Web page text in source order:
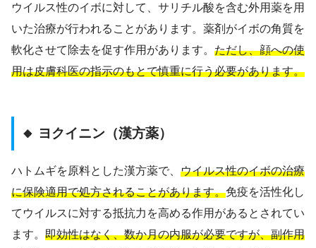
ウイルス性のイボに対して、サリチル酸を含む外用薬を用
いた治療が行われることがあります。薬剤がイボの角質を
軟化させて除去を促す作用があります。 ただし、顔への使
用は皮膚科医の指示のもとで慎重に行う必要があります。
🔸 ヨクイニン（漢方薬）
ハトムギを原料とした漢方薬で、 ウイルス性のイボの治療
に保険適用で処方されることがあります。免疫を活性化し
てウイルスに対する抵抗力を高める作用があるとされてい
ます。 即効性はなく、数か月の内服が必要ですが、副作用